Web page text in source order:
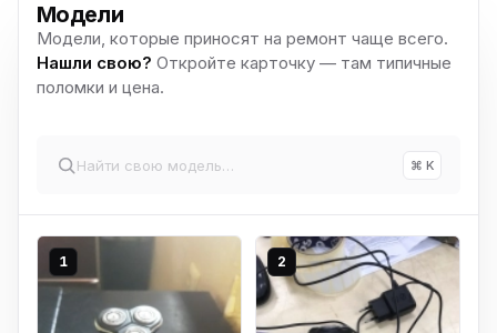
Модели
Модели, которые приносят на ремонт чаще всего.
Нашли свою? Откройте карточку — там типичные
поломки и цена.
⌘ K
1 2